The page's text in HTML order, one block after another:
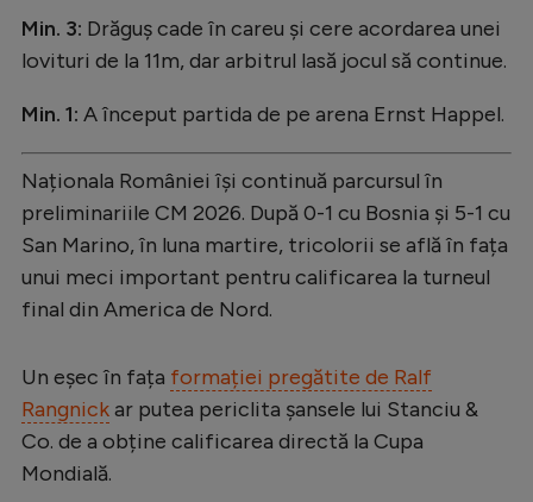
Min. 3: Drăguș cade în careu și cere acordarea unei
lovituri de la 11m, dar arbitrul lasă jocul să continue.
Min. 1: A început partida de pe arena Ernst Happel.
Naționala României își continuă parcursul în
preliminariile CM 2026. După 0-1 cu Bosnia și 5-1 cu
San Marino, în luna martire, tricolorii se află în fața
unui meci important pentru calificarea la turneul
final din America de Nord.
Un eșec în fața formației pregătite de Ralf
Rangnickar putea periclita șansele lui Stanciu &
Co. de a obține calificarea directă la Cupa
Mondială.